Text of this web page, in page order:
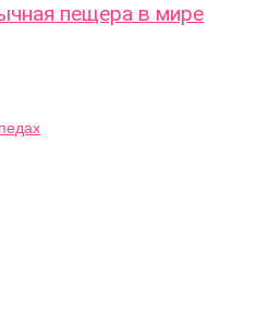
пещера в мире